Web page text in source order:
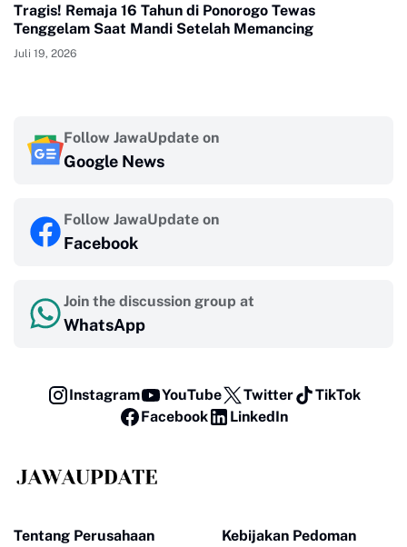
Tragis! Remaja 16 Tahun di Ponorogo Tewas
Tenggelam Saat Mandi Setelah Memancing
Juli 19, 2026
Follow JawaUpdate on
Google News
Follow JawaUpdate on
Facebook
Join the discussion group at
WhatsApp
Instagram YouTube Twitter
TikTok
Facebook
LinkedIn
Tentang Perusahaan
Kebijakan Pedoman